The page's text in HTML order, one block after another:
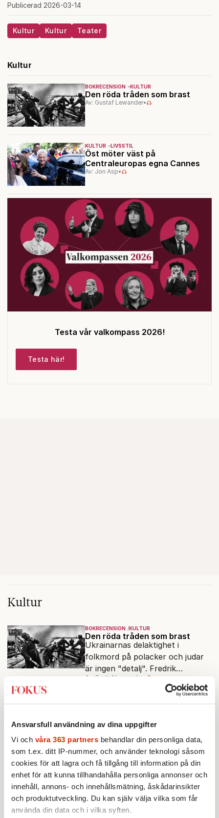
Ansvarsfull användning av dina uppgifter
Vi och våra 363 partners behandlar din personliga data,
som t.ex. ditt IP-nummer, och använder teknologi såsom
cookies för att lagra och få tillgång till information på din
enhet för att kunna tillhandahålla personliga annonser och
innehåll, annons- och innehållsmätning, åskådarinsikter
och produktutveckling. Du kan själv välja vilka som får
använda din data och i vilka syften.
Publicerad 2026-03-14
Kultur Kultur Teater
Kultur
BOKRECENSION KULTUR
Den röda tråden som brast
Av: Gustaf Lewander•
KULTUR LIVSSTIL
Öst möter väst på
Centraleuropas egna Cannes
Av: Jon Asp•
Testa vår valkompass 2026!
Testa här!
Kultur
BOKRECENSION KULTUR
Den röda tråden som brast
Ukrainarnas delaktighet i
folkmord på polacker och judar
är ingen "detalj". Fredrik
Segerfeldts iver att skildra den
ryska imperialismen leder till en
förenklad bild av historien.
Av: Gustaf Lewander•
Öst möter väst på
Den tjeckiska kurorten Karlovy
Centraleuropas viktigaste
filmfestival – en plats där
Hollywoodglans möter
egensinnighet.
Av: Jon Asp•
KULTUR LIVSSTIL
Bok-merch säljer – litteraturen
blir en prydnad bland andra
Boken har blivit en accessoar att
posera med. Internationellt drivs